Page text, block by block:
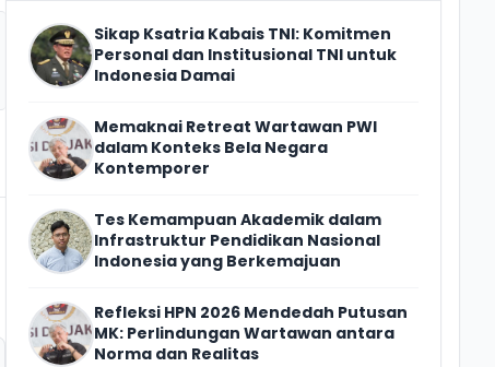
Sikap Ksatria Kabais TNI: Komitmen
Personal dan Institusional TNI untuk
Indonesia Damai
Memaknai Retreat Wartawan PWI
dalam Konteks Bela Negara
Kontemporer
Tes Kemampuan Akademik dalam
Infrastruktur Pendidikan Nasional
Indonesia yang Berkemajuan
Refleksi HPN 2026 Mendedah Putusan
MK: Perlindungan Wartawan antara
Norma dan Realitas